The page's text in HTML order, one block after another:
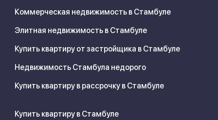
Коммерческая недвижимость в Стамбуле
Элитная недвижимость в Стамбуле
Купить квартиру от застройщика в Стамбуле
Недвижимость Стамбула недорого
Купить квартиру в рассрочку в Стамбуле
Купить квартиру в Стамбуле